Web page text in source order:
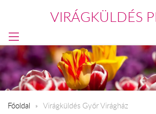
VIRÁGKÜLDÉS
Főoldal Virágküldés Győr Virágház